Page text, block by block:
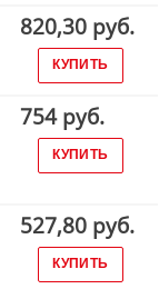
820,30 руб.
КУПИТЬ
754 руб.
КУПИТЬ
527,80 руб.
КУПИТЬ